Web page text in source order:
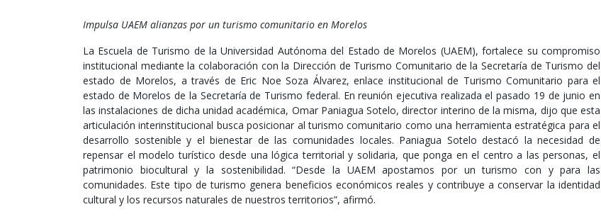
Impulsa UAEM alianzas por un turismo comunitario en Morelos
La Escuela de Turismo de la Universidad Autónoma del Estado de Morelos (UAEM), fortalece su compromiso
institucional mediante la colaboración con la Dirección de Turismo Comunitario de la Secretaría de Turismo del
estado de Morelos, a través de Eric Noe Soza Álvarez, enlace institucional de Turismo Comunitario para el
estado de Morelos de la Secretaría de Turismo federal. En reunión ejecutiva realizada el pasado 19 de junio en
las instalaciones de dicha unidad académica, Omar Paniagua Sotelo, director interino de la misma, dijo que esta
articulación interinstitucional busca posicionar al turismo comunitario como una herramienta estratégica para el
desarrollo sostenible y el bienestar de las comunidades locales. Paniagua Sotelo destacó la necesidad de
repensar el modelo turístico desde una lógica territorial y solidaria, que ponga en el centro a las personas, el
patrimonio biocultural y la sostenibilidad. “Desde la UAEM apostamos por un turismo con y para las
comunidades. Este tipo de turismo genera beneficios económicos reales y contribuye a conservar la identidad
cultural y los recursos naturales de nuestros territorios”, afirmó.